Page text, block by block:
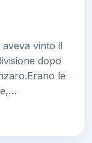
aveva vinto il
dopo
le